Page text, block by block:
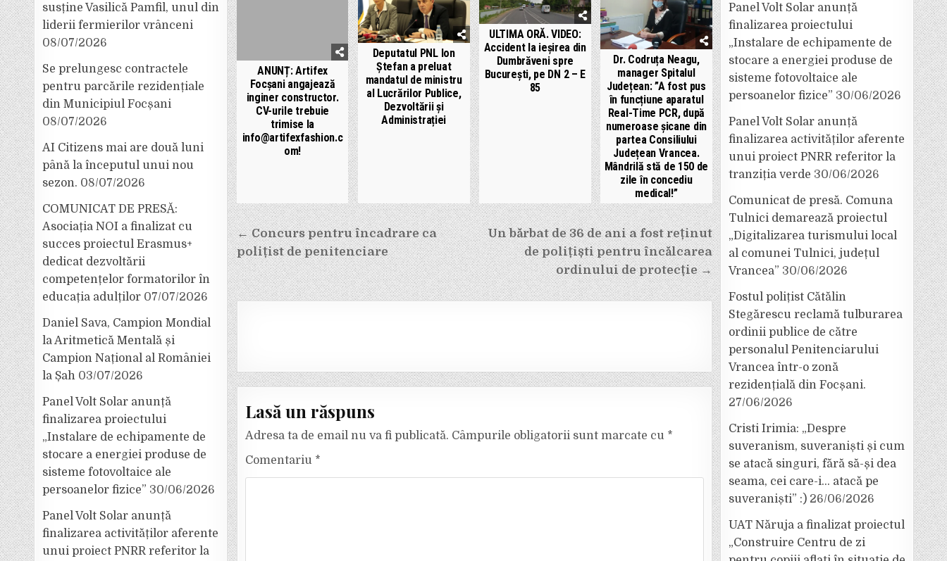
ANUNȚ: Artifex
Focșani angajează
inginer constructor.
CV-urile trebuie
trimise la
info@artifexfashion.c
om!
Deputatul PNL Ion
Ștefan a preluat
mandatul de ministru
al Lucrărilor Publice,
Dezvoltării și
Administrației
ULTIMA ORĂ. VIDEO:
Accident la ieșirea din
Dumbrăveni spre
București, pe DN 2 – E
85
Dr. Codruța Neagu,
manager Spitalul
Județean: ”A fost pus
în funcțiune aparatul
Real-Time PCR, după
numeroase șicane din
partea Consiliului
Județean Vrancea.
Mândrilă stă de 150 de
zile în concediu
medical!”
Navigare
în
articole
Un bărbat de 36 de ani a fost reținut
de polițiști pentru încălcarea
ordinului de protecție →
← Concurs pentru încadrare ca
polițist de penitenciare
Lasă un răspuns
Adresa ta de email nu va fi publicată. Câmpurile obligatorii sunt marcate cu *
Comentariu *
susține Vasilică Pamfil, unul din
liderii fermierilor vrânceni
08/07/2026
Se prelungesc contractele
pentru parcările rezidențiale
din Municipiul Focșani
08/07/2026
AI Citizens mai are două luni
până la începutul unui nou
sezon. 08/07/2026
COMUNICAT DE PRESĂ:
Asociația NOI a finalizat cu
succes proiectul Erasmus+
dedicat dezvoltării
competențelor formatorilor în
educația adulților 07/07/2026
Daniel Sava, Campion Mondial
la Aritmetică Mentală și
Campion Național al României
la Șah 03/07/2026
Panel Volt Solar anunță
finalizarea proiectului
„Instalare de echipamente de
stocare a energiei produse de
sisteme fotovoltaice ale
persoanelor fizice” 30/06/2026
Panel Volt Solar anunță
finalizarea activităților aferente
unui proiect PNRR referitor la
Panel Volt Solar anunță
finalizarea proiectului
„Instalare de echipamente de
stocare a energiei produse de
sisteme fotovoltaice ale
persoanelor fizice” 30/06/2026
Panel Volt Solar anunță
finalizarea activităților aferente
unui proiect PNRR referitor la
tranziția verde 30/06/2026
Comunicat de presă. Comuna
Tulnici demarează proiectul
„Digitalizarea turismului local
al comunei Tulnici, județul
Vrancea” 30/06/2026
Fostul polițist Cătălin
Stegărescu reclamă tulburarea
ordinii publice de către
personalul Penitenciarului
Vrancea într-o zonă
rezidențială din Focșani.
27/06/2026
Cristi Irimia: „Despre
suveranism, suveraniști și cum
se atacă singuri, fără să-și dea
seama, cei care-i… atacă pe
suveraniști” :) 26/06/2026
UAT Năruja a finalizat proiectul
„Construire Centru de zi